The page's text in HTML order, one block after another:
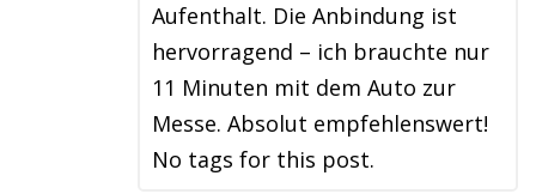
Aufenthalt. Die Anbindung ist
hervorragend – ich brauchte nur
11 Minuten mit dem Auto zur
Messe. Absolut empfehlenswert!
No tags for this post.